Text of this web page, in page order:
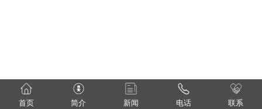
首页 简介 新闻 电话 联系